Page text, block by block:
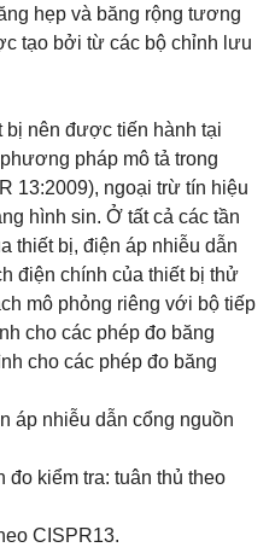
hẹp và băng rộng tương
tạo bởi từ các bộ chỉnh lưu
nên được tiến hành tại
pháp mô tả trong
13:2009), ngoại trừ tín hiệu
hình sin. Ở tất cả các tần
thiết bị, điện áp nhiễu dẫn
điện chính của thiết bị thử
mô phỏng riêng với bộ tiếp
cho các phép đo băng
cho các phép đo băng
áp nhiễu dẫn cổng nguồn
đo kiểm tra: tuân thủ theo
CISPR13.